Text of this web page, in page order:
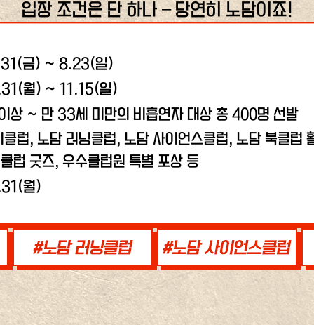
입장 조건은 단 하나 – 당연히 노담이죠!
금) ~ 8.23(일)
월) ~ 11.15(일)
상 ~ 만 33세 미만의 비흡연자 대상 총 400명 선발
클럽, 노담 러닝클럽, 노담 사이언스클럽, 노담 북클럽
럽 굿즈, 우수클럽원 특별 포상 등
월)